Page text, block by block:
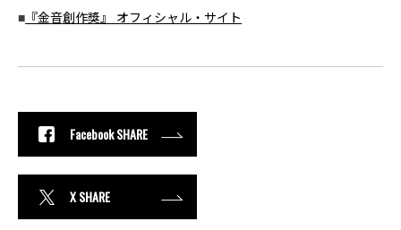
■ 『金音創作獎』 オフィシャル・サイト
Facebook SHARE
X SHARE